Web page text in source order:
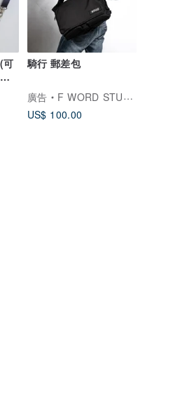
可
騎行 郵差包
廣告
F WORD STUDIO
US$ 100.00